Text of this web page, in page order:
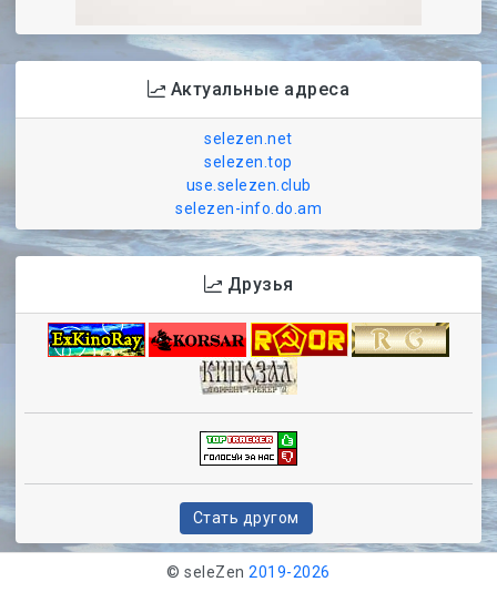
Актуальные адреса
selezen.net
selezen.top
use.selezen.club
selezen-info.do.am
Друзья
Стать другом
© seleZen2019-2026